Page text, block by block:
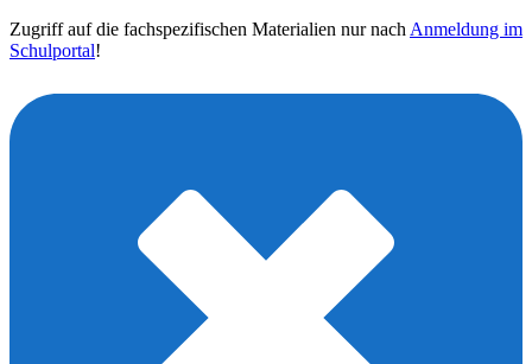
Zugriff auf die fachspezifischen Materialien nur nach Anmeldung im
Schulportal!